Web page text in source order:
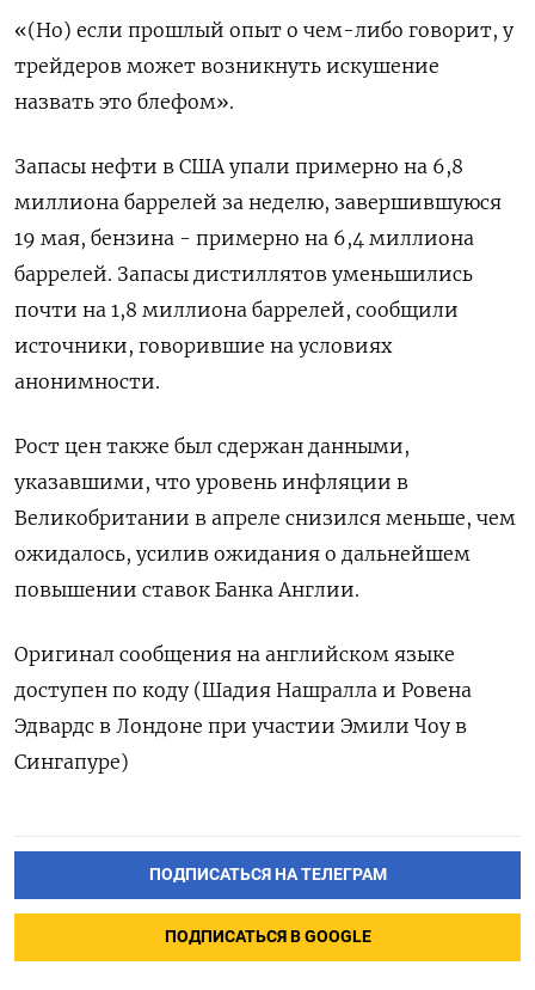
«(Но) если прошлый опыт о чем-либо говорит, у
трейдеров может возникнуть искушение
назвать это блефом».
Запасы нефти в США упали примерно на 6,8
миллиона баррелей за неделю, завершившуюся
19 мая, бензина - примерно на 6,4 миллиона
баррелей. Запасы дистиллятов уменьшились
почти на 1,8 миллиона баррелей, сообщили
источники, говорившие на условиях
анонимности.
Рост цен также был сдержан данными,
указавшими, что уровень инфляции в
Великобритании в апреле снизился меньше, чем
ожидалось, усилив ожидания о дальнейшем
повышении ставок Банка Англии.
Оригинал сообщения на английском языке
доступен по коду (Шадия Нашралла и Ровена
Эдвардс в Лондоне при участии Эмили Чоу в
Сингапуре)
ПОДПИСАТЬСЯ НА ТЕЛЕГРАМ
ПОДПИСАТЬСЯ В GOOGLE